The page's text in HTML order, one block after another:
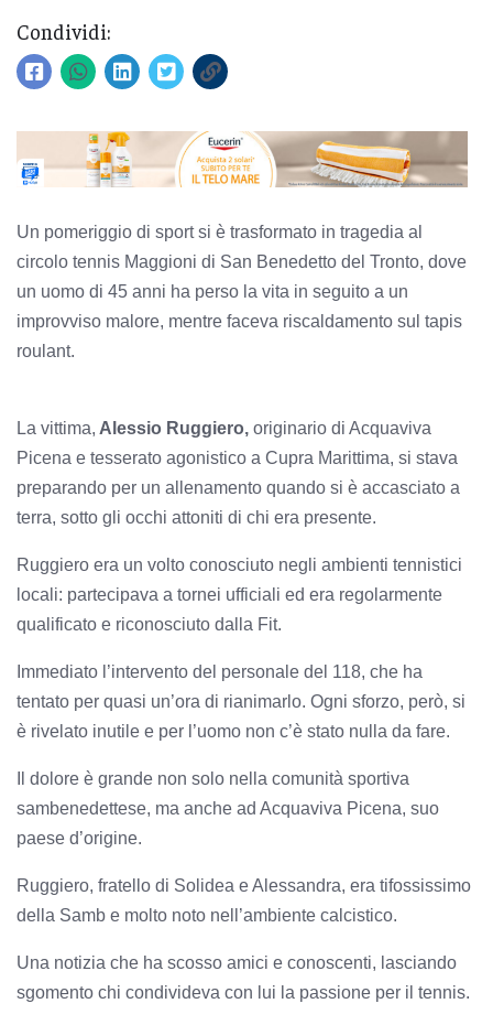
Condividi:
Un pomeriggio di sport si è trasformato in tragedia al
circolo tennis Maggioni di San Benedetto del Tronto, dove
un uomo di 45 anni ha perso la vita in seguito a un
improvviso malore, mentre faceva riscaldamento sul tapis
roulant.
La vittima, Alessio Ruggiero, originario di Acquaviva
Picena e tesserato agonistico a Cupra Marittima, si stava
preparando per un allenamento quando si è accasciato a
terra, sotto gli occhi attoniti di chi era presente.
Ruggiero era un volto conosciuto negli ambienti tennistici
locali: partecipava a tornei ufficiali ed era regolarmente
qualificato e riconosciuto dalla Fit.
Immediato l’intervento del personale del 118, che ha
tentato per quasi un’ora di rianimarlo. Ogni sforzo, però, si
è rivelato inutile e per l’uomo non c’è stato nulla da fare.
Il dolore è grande non solo nella comunità sportiva
sambenedettese, ma anche ad Acquaviva Picena, suo
paese d’origine.
Ruggiero, fratello di Solidea e Alessandra, era tifossissimo
della Samb e molto noto nell’ambiente calcistico.
Una notizia che ha scosso amici e conoscenti, lasciando
sgomento chi condivideva con lui la passione per il tennis.